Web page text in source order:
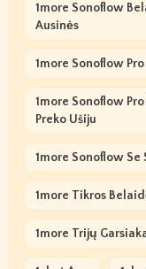
1more Sonoflow
Ausinės
1more Sonoflow
1more Sonoflow
Preko Ušiju
1more Sonoflow
1more Tikros
1more Trijų